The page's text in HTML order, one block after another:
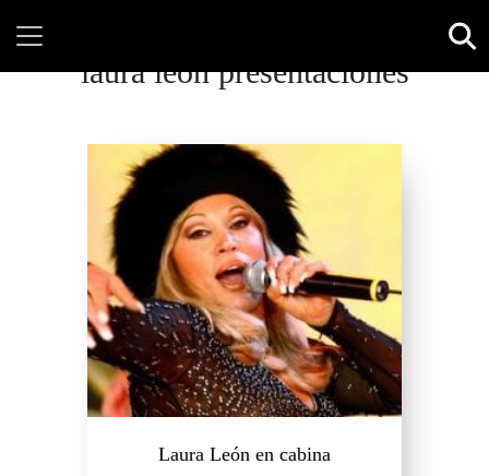
laura leon presentaciones
Laura León en cabina